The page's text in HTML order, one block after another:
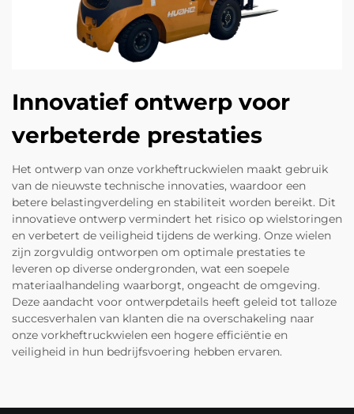
Innovatief ontwerp voor
verbeterde prestaties
Het ontwerp van onze vorkheftruckwielen maakt gebruik
van de nieuwste technische innovaties, waardoor een
betere belastingverdeling en stabiliteit worden bereikt. Dit
innovatieve ontwerp vermindert het risico op wielstoringen
en verbetert de veiligheid tijdens de werking. Onze wielen
zijn zorgvuldig ontworpen om optimale prestaties te
leveren op diverse ondergronden, wat een soepele
materiaalhandeling waarborgt, ongeacht de omgeving.
Deze aandacht voor ontwerpdetails heeft geleid tot talloze
succesverhalen van klanten die na overschakeling naar
onze vorkheftruckwielen een hogere efficiëntie en
veiligheid in hun bedrijfsvoering hebben ervaren.